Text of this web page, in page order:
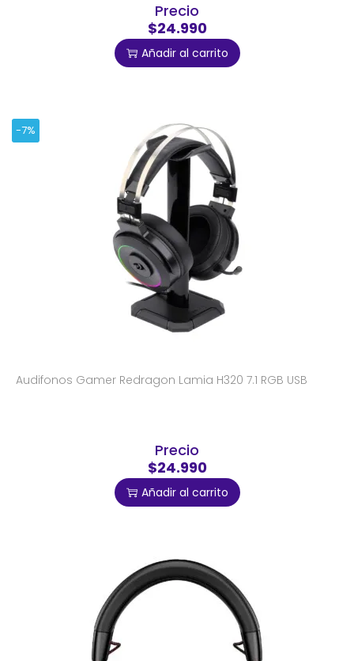
Precio
$24.990
Añadir al carrito
-7%
Audifonos Gamer Redragon Lamia H320 7.1 RGB USB
Precio
$24.990
Añadir al carrito